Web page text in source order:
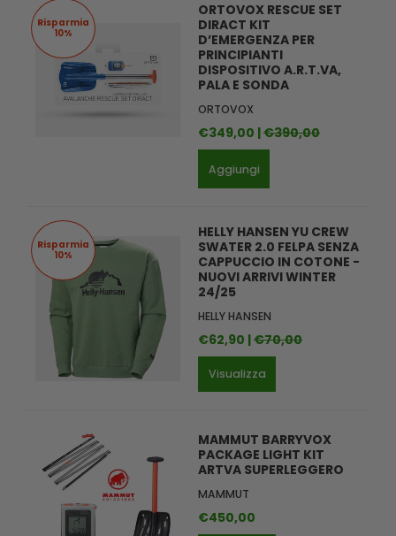
Risparmia
10%
ORTOVOX RESCUE SET
DIRACT KIT
D’EMERGENZA PER
PRINCIPIANTI
DISPOSITIVO A.R.T.VA,
PALA E SONDA
ORTOVOX
€349,00 |€390,00
Aggiungi
Risparmia
10%
HELLY HANSEN YU CREW
SWATER 2.0 FELPA SENZA
CAPPUCCIO IN COTONE -
NUOVI ARRIVI WINTER
24/25
HELLY HANSEN
€62,90 |€70,00
Visualizza
MAMMUT BARRYVOX
PACKAGE LIGHT KIT
ARTVA SUPERLEGGERO
MAMMUT
€450,00